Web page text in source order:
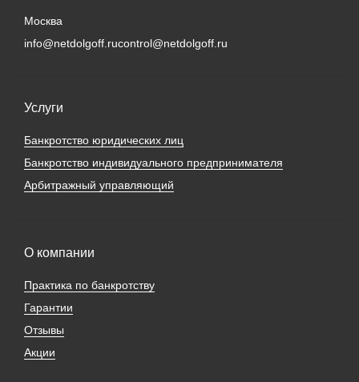
Услуги
Банкротство юридических лиц
Банкротство индивидуального предпринимателя
Арбитражный управляющий
О компании
Практика по банкротству
Гарантии
Отзывы
Акции
Москва
info@netdolgoff.rucontrol@netdolgoff.ru